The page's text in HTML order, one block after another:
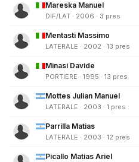
Mareska Manuel
DIF/LAT · 2006 · 3 pres
Mentasti Massimo
LATERALE · 2002 · 13 pres
Minasi Davide
PORTIERE · 1995 · 13 pres
Mottes Julian Manuel
LATERALE · 2003 · 1 pres
Parrilla Matias
LATERALE · 2003 · 12 pres
Picallo Matias Ariel